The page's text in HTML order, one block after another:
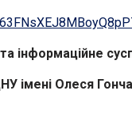
та інформаційне
імені Олеся